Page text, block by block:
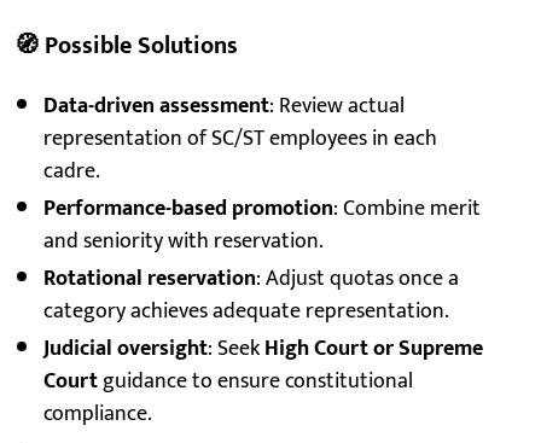
🧭Possible Solutions
Data-driven assessment: Review actual
representation of SC/ST employees in each
cadre.
Performance-based promotion: Combine merit
and seniority with reservation.
Rotational reservation: Adjust quotas once a
category achieves adequate representation.
Judicial oversight: SeekHigh Court or Supreme
Courtguidance to ensure constitutional
compliance.